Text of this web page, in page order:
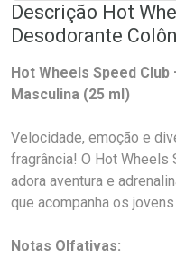
Descrição Hot
Desodorante
Hot Wheels Speed
Masculina (25 ml)
Velocidade, emoção e
fragrância! O Hot Wheels
adora aventura e
que acompanha os
Notas Olfativas: